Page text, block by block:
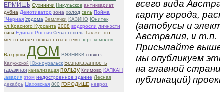
ЕРМИШЬ Сухиничи Никульское антиквариат
дубна Демотиватор зона холод сель Пойма
"Черная Урдома Землячки КАЗИНО Юнитек
ул.Красного Курсанта 2008 водоросли личности
сиги Единая Россия Севастополь Так же это
место может похвастаться тем спорт-комплекс
Вахруши ДОМ ВЯЗНИКИ совхоз
Калужской Южноуральск Безнаказанность
гаражная канализация пользу Климово КАПКАН
.авария этом недостроенное здание Лесная
декабрь Шаховская 800 ГОРОДИЩЕ невроз
всего вида
карту города,
(автобусы и
Австралия, и т.п.
Присылайте
мы опубликуем
на главной
публикаций)